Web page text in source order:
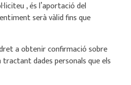
, és l’aportació del
serà vàlid fins que
a obtenir confirmació sobre
tractant dades personals que els